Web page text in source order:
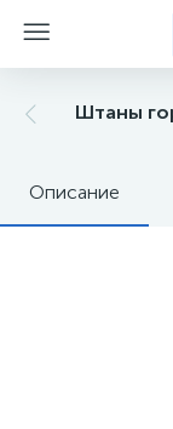
Штаны
Описание